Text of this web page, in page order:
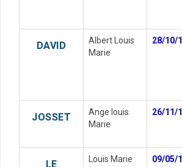
DAVID
Albert Louis
Marie
28/10/
JOSSET
Ange louis
Marie
26/11/
LE Louis Marie 09/05/